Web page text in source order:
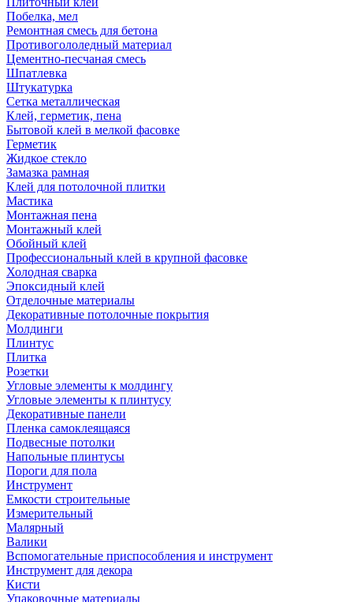
Побелка, мел
Ремонтная смесь для бетона
Противогололедный материал
Цементно-песчаная смесь
Шпатлевка
Штукатурка
Сетка металлическая
Клей, герметик, пена
Бытовой клей в мелкой фасовке
Герметик
Жидкое стекло
Замазка рамная
Клей для потолочной плитки
Мастика
Монтажная пена
Монтажный клей
Обойный клей
Профессиональный клей в крупной фасовке
Холодная сварка
Эпоксидный клей
Отделочные материалы
Декоративные потолочные покрытия
Молдинги
Плинтус
Плитка
Розетки
Угловые элементы к молдингу
Угловые элементы к плинтусу
Декоративные панели
Пленка самоклеящаяся
Подвесные потолки
Напольные плинтусы
Пороги для пола
Инструмент
Емкости строительные
Измерительный
Малярный
Валики
Вспомогательные приспособления и инструмент
Инструмент для декора
Кисти
Упаковочные материалы